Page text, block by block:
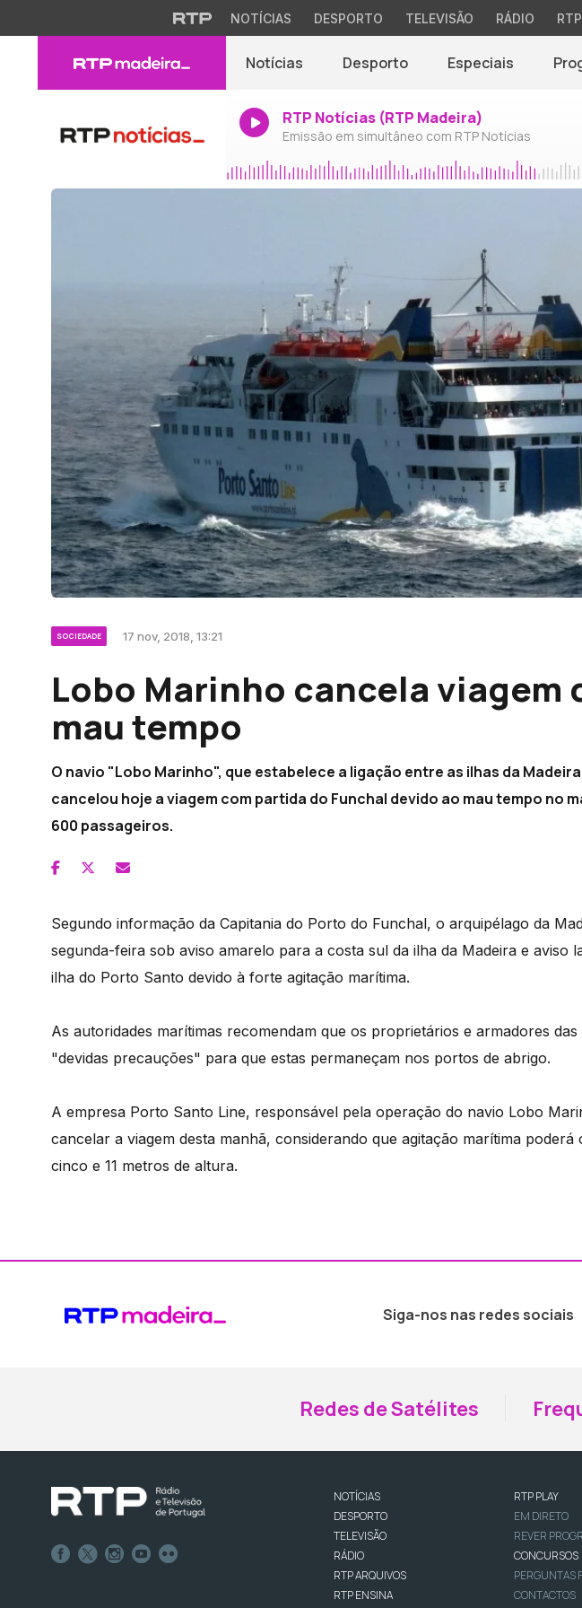
NOTÍCIAS DESPORTO TELEVISÃO RÁDIO
Notícias Desporto Especiais
RTP Notícias (RTP Madeira)
Emissão em simultâneo com RTP Notícias
SOCIEDADE 17 nov, 2018, 13:21
Lobo Marinho cancela viagem
mau tempo
O navio "Lobo Marinho", que estabelece a ligação entre as ilhas da
cancelou hoje a viagem com partida do Funchal devido ao mau tempo no
600 passageiros.
Segundo informação da Capitania do Porto do Funchal, o arquipélago da
segunda-feira sob aviso amarelo para a costa sul da ilha da Madeira e aviso
ilha do Porto Santo devido à forte agitação marítima.
As autoridades marítimas recomendam que os proprietários e armadores
"devidas precauções" para que estas permaneçam nos portos de abrigo.
A empresa Porto Santo Line, responsável pela operação do navio Lobo
cancelar a viagem desta manhã, considerando que agitação marítima poderá
cinco e 11 metros de altura.
Siga-nos nas redes sociais
Redes de Satélites
NOTÍCIAS
DESPORTO
TELEVISÃO
RÁDIO
RTP ARQUIVOS
RTP ENSINA
RTP PLAY
EM DIRETO
REVER
CONCURSOS
PERGUNTAS
CONTACTOS